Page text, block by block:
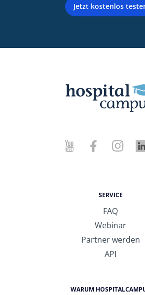
Jetzt kostenlos
SERVICE
FAQ
Webinar
Partner werden
API
WARUM